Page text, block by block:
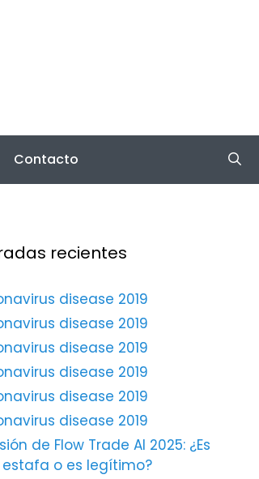
Contacto
recientes
disease 2019
disease 2019
disease 2019
disease 2019
disease 2019
disease 2019
de Flow Trade AI 2025: ¿Es
o es legítimo?